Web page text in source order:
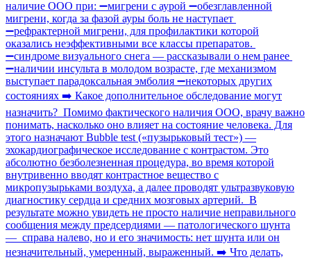
наличие ООО при: ➖мигрени с аурой ➖обезглавленной
мигрени, когда за фазой ауры боль не наступает
➖рефрактерной мигрени, для профилактики которой
оказались неэффективными все классы препаратов.
➖синдроме визуального снега — рассказывали о нем ранее
➖наличии инсульта в молодом возрасте, где механизмом
выступает парадоксальная эмболия ➖некоторых других
состояниях ➡️ Какое дополнительное обследование могут
назначить? Помимо фактического наличия ООО, врачу важно
понимать, насколько оно влияет на состояние человека. Для
этого назначают Bubble test («пузырьковый тест») —
эхокардиографическое исследование с контрастом. Это
абсолютно безболезненная процедура, во время которой
внутривенно вводят контрастное вещество с
микропузырьками воздуха, а далее проводят ультразвуковую
диагностику сердца и средних мозговых артерий. В
результате можно увидеть не просто наличие неправильного
сообщения между предсердиями — патологического шунта
— справа налево, но и его значимость: нет шунта или он
незначительный, умеренный, выраженный. ➡️ Что делать,